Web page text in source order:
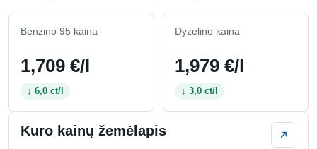
Benzino 95 kaina
1,709 €/l
↓ 6,0 ct/l
Dyzelino kaina
1,979 €/l
↓ 3,0 ct/l
Kuro kainų žemėlapis